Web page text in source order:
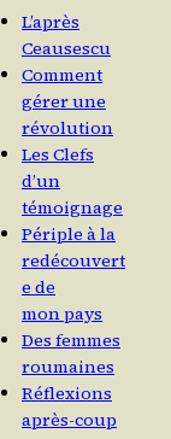
L’après
Ceausescu
Comment
gérer une
révolution
Les Clefs
d’un
témoignage
Périple à la
redécouvert
e de
mon pays
Des femmes
roumaines
Réflexions
après-coup